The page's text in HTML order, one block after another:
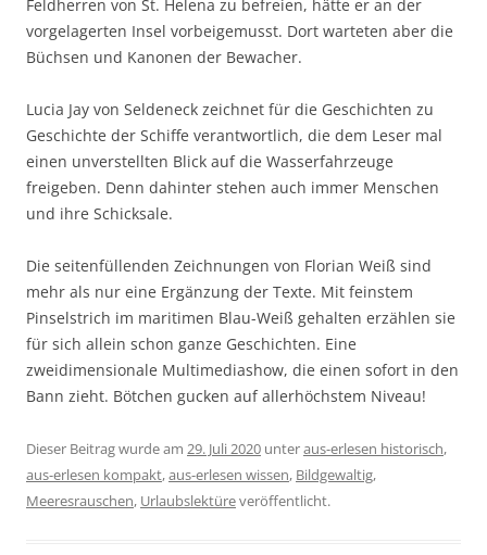
Feldherren von St. Helena zu befreien, hätte er an der
vorgelagerten Insel vorbeigemusst. Dort warteten aber die
Büchsen und Kanonen der Bewacher.
Lucia Jay von Seldeneck zeichnet für die Geschichten zu
Geschichte der Schiffe verantwortlich, die dem Leser mal
einen unverstellten Blick auf die Wasserfahrzeuge
freigeben. Denn dahinter stehen auch immer Menschen
und ihre Schicksale.
Die seitenfüllenden Zeichnungen von Florian Weiß sind
mehr als nur eine Ergänzung der Texte. Mit feinstem
Pinselstrich im maritimen Blau-Weiß gehalten erzählen sie
für sich allein schon ganze Geschichten. Eine
zweidimensionale Multimediashow, die einen sofort in den
Bann zieht. Bötchen gucken auf allerhöchstem Niveau!
Dieser Beitrag wurde am 29. Juli 2020 unteraus-erlesen historisch,
aus-erlesen kompakt,aus-erlesen wissen, Bildgewaltig,
Meeresrauschen, Urlaubslektüreveröffentlicht.